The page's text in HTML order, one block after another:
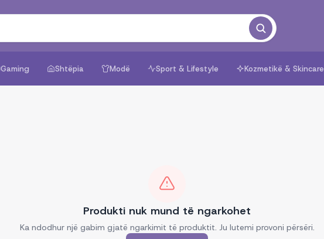
Gaming Shtëpia Modë Sport & Lifestyle Kozmetikë & Skincare
Produkti nuk mund të ngarkohet
Ka ndodhur një gabim gjatë ngarkimit të produktit. Ju lutemi provoni përsëri.